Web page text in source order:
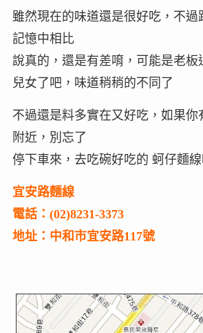
雖然現在的味道還是很好吃，不過
記憶中相比
說真的，還是有差唷，可能是老板
兒女了吧，味道稍稍的不同了
不過還是料多實在又好吃，如果你
附近，別忘了
停下車來，去吃碗好吃的 蚵仔麵
宜安路麵線
電話：(02)8231-3373
地址：中和市宜安路117號